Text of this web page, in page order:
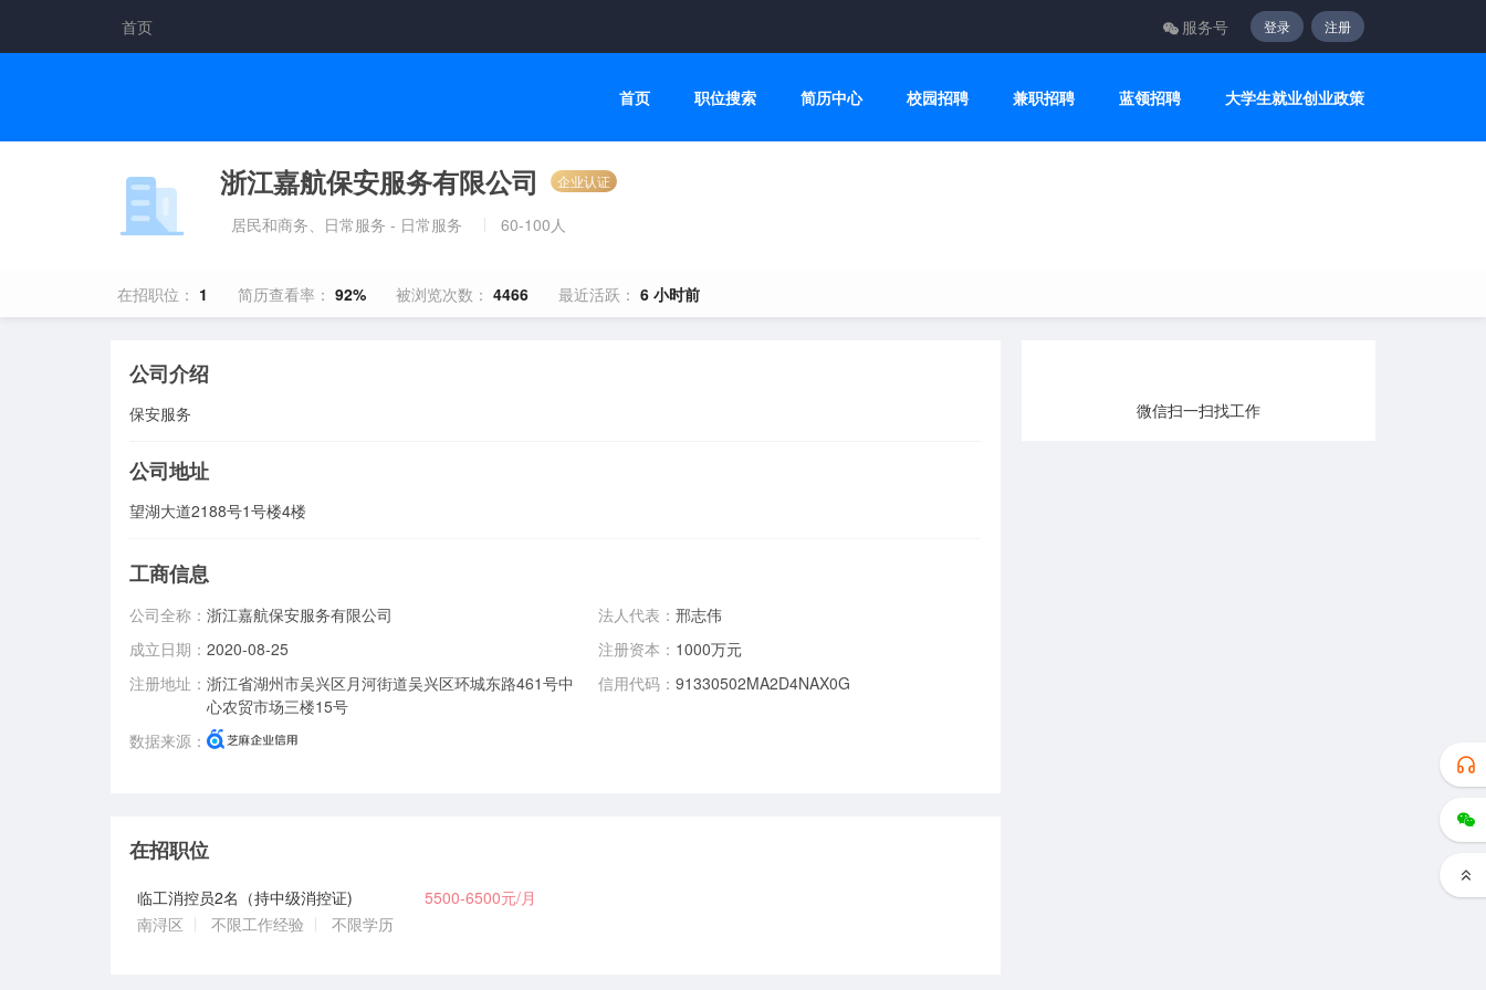
首页 服务号 登录 注册
首页 职位搜索 简历中心 校园招聘 兼职招聘 蓝领招聘 大学生就业创业政策
浙江嘉航保安服务有限公司 企业认证
居民和商务、日常服务 - 日常服务 60-100人
在招职位： 1 简历查看率： 92% 被浏览次数： 4466 最近活跃： 6 小时前
公司介绍
保安服务
公司地址
望湖大道2188号1号楼4楼
工商信息
公司全称：浙江嘉航保安服务有限公司
成立日期：2020-08-25
注册地址：浙江省湖州市吴兴区月河街道吴兴区环城东路461号中
心农贸市场三楼15号
数据来源：
法人代表： 邢志伟
注册资本： 1000万元
信用代码： 91330502MA2D4NAX0G
在招职位
临工消控员2名（持中级消控证)
5500-6500元/月
南浔区
不限工作经验 不限学历
微信扫一扫找工作